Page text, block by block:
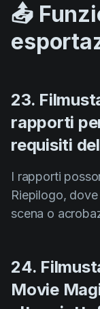
📤
23.
rapporti
requisiti
I rapporti
Riepilogo,
scena o
24.
Movie